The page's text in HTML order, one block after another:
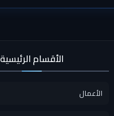
الأقسام الرئيسية
الأعمال